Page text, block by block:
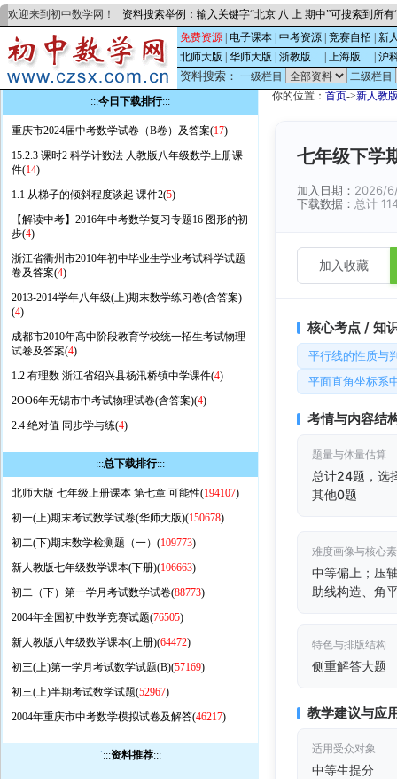
欢迎来到初中数学网！ 资料搜索举例：输入关键字“北京 八 上 期中”可搜索到所
免费资源 电子课本 中考资源 竞赛自招
新
北师大版
华师大版 浙教版 上海版 沪
资料搜索： 一级栏目
二级栏目
:::今日下载排行:::
重庆市2024届中考数学试卷（B卷）及答案(17)
15.2.3 课时2 科学计数法 人教版八年级数学上册课
件(14)
1.1 从梯子的倾斜程度谈起 课件2(5)
【解读中考】2016年中考数学复习专题16 图形的初
步(4)
浙江省衢州市2010年初中毕业生学业考试科学试题
卷及答案(4)
2013-2014学年八年级(上)期末数学练习卷(含答案)
(4)
成都市2010年高中阶段教育学校统一招生考试物理
试卷及答案(4)
1.2 有理数 浙江省绍兴县杨汛桥镇中学课件(4)
2OO6年无锡市中考试物理试卷(含答案)(4)
2.4 绝对值 同步学与练(4)
:::总下载排行:::
北师大版 七年级上册课本 第七章 可能性(194107)
初一(上)期末考试数学试卷(华师大版)(150678)
初二(下)期末数学检测题（一）(109773)
新人教版七年级数学课本(下册)(106663)
初二（下）第一学月考试数学试卷(88773)
2004年全国初中数学竞赛试题(76505)
新人教版八年级数学课本(上册)(64472)
初三(上)第一学月考试数学试题(B)(57169)
初三(上)半期考试数学试题(52967)
2004年重庆市中考数学模拟试卷及解答(46217)
`:::资料推荐:::
你的位置： 首页->新人教
七年级下学
加入日期： 2026/
下载数据： 总计
加入收藏
核心考点 / 知
平行线的性质与
平面直角坐标系
考情与内容结
题量与体量估算
总计24题，选
其他0题
难度画像与核心
中等偏上；压
助线构造、角
特色与排版结构
侧重解答大题
教学建议与应
适用受众对象
中等生提分